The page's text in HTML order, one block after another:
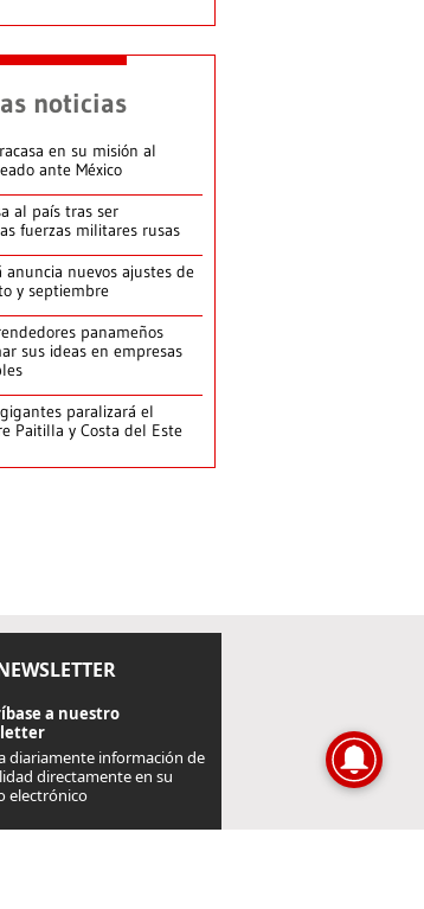
noticias
en su misión al
ante México
al país tras ser
fuerzas militares rusas
anuncia nuevos ajustes de
y septiembre
panameños
sus ideas en empresas
paralizará el
Paitilla y Costa del Este
a nuestro
diariamente información de
directamente en su
electrónico